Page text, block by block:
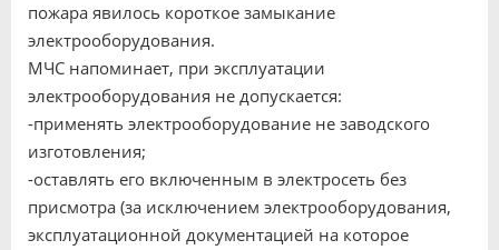
пожара явилось короткое замыкание
электрооборудования.
МЧС напоминает, при эксплуатации
электрооборудования не допускается:
-применять электрооборудование не заводского
изготовления;
-оставлять его включенным в электросеть без
присмотра (за исключением электрооборудования,
эксплуатационной документацией на которое